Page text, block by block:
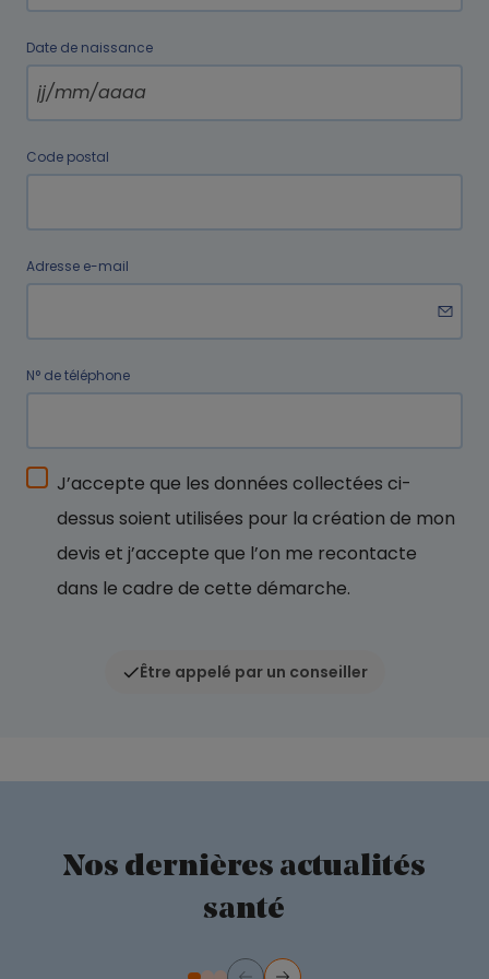
Date de naissance
Code postal
Adresse e-mail
N° de téléphone
J’accepte que les données collectées ci-
dessus soient utilisées pour la création de mon
devis et j’accepte que l’on me recontacte
dans le cadre de cette démarche.
Être appelé par un conseiller
Nos dernières actualités
santé